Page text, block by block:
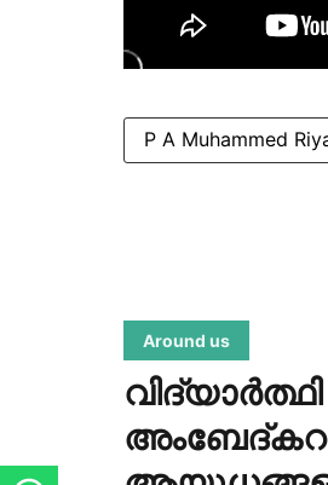
P A Muhammed
Around us